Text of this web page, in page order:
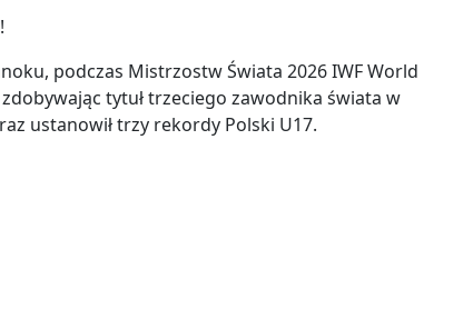
podczas Mistrzostw Świata 2026 IWF World
tytuł trzeciego zawodnika świata w
ustanowił trzy rekordy Polski U17.